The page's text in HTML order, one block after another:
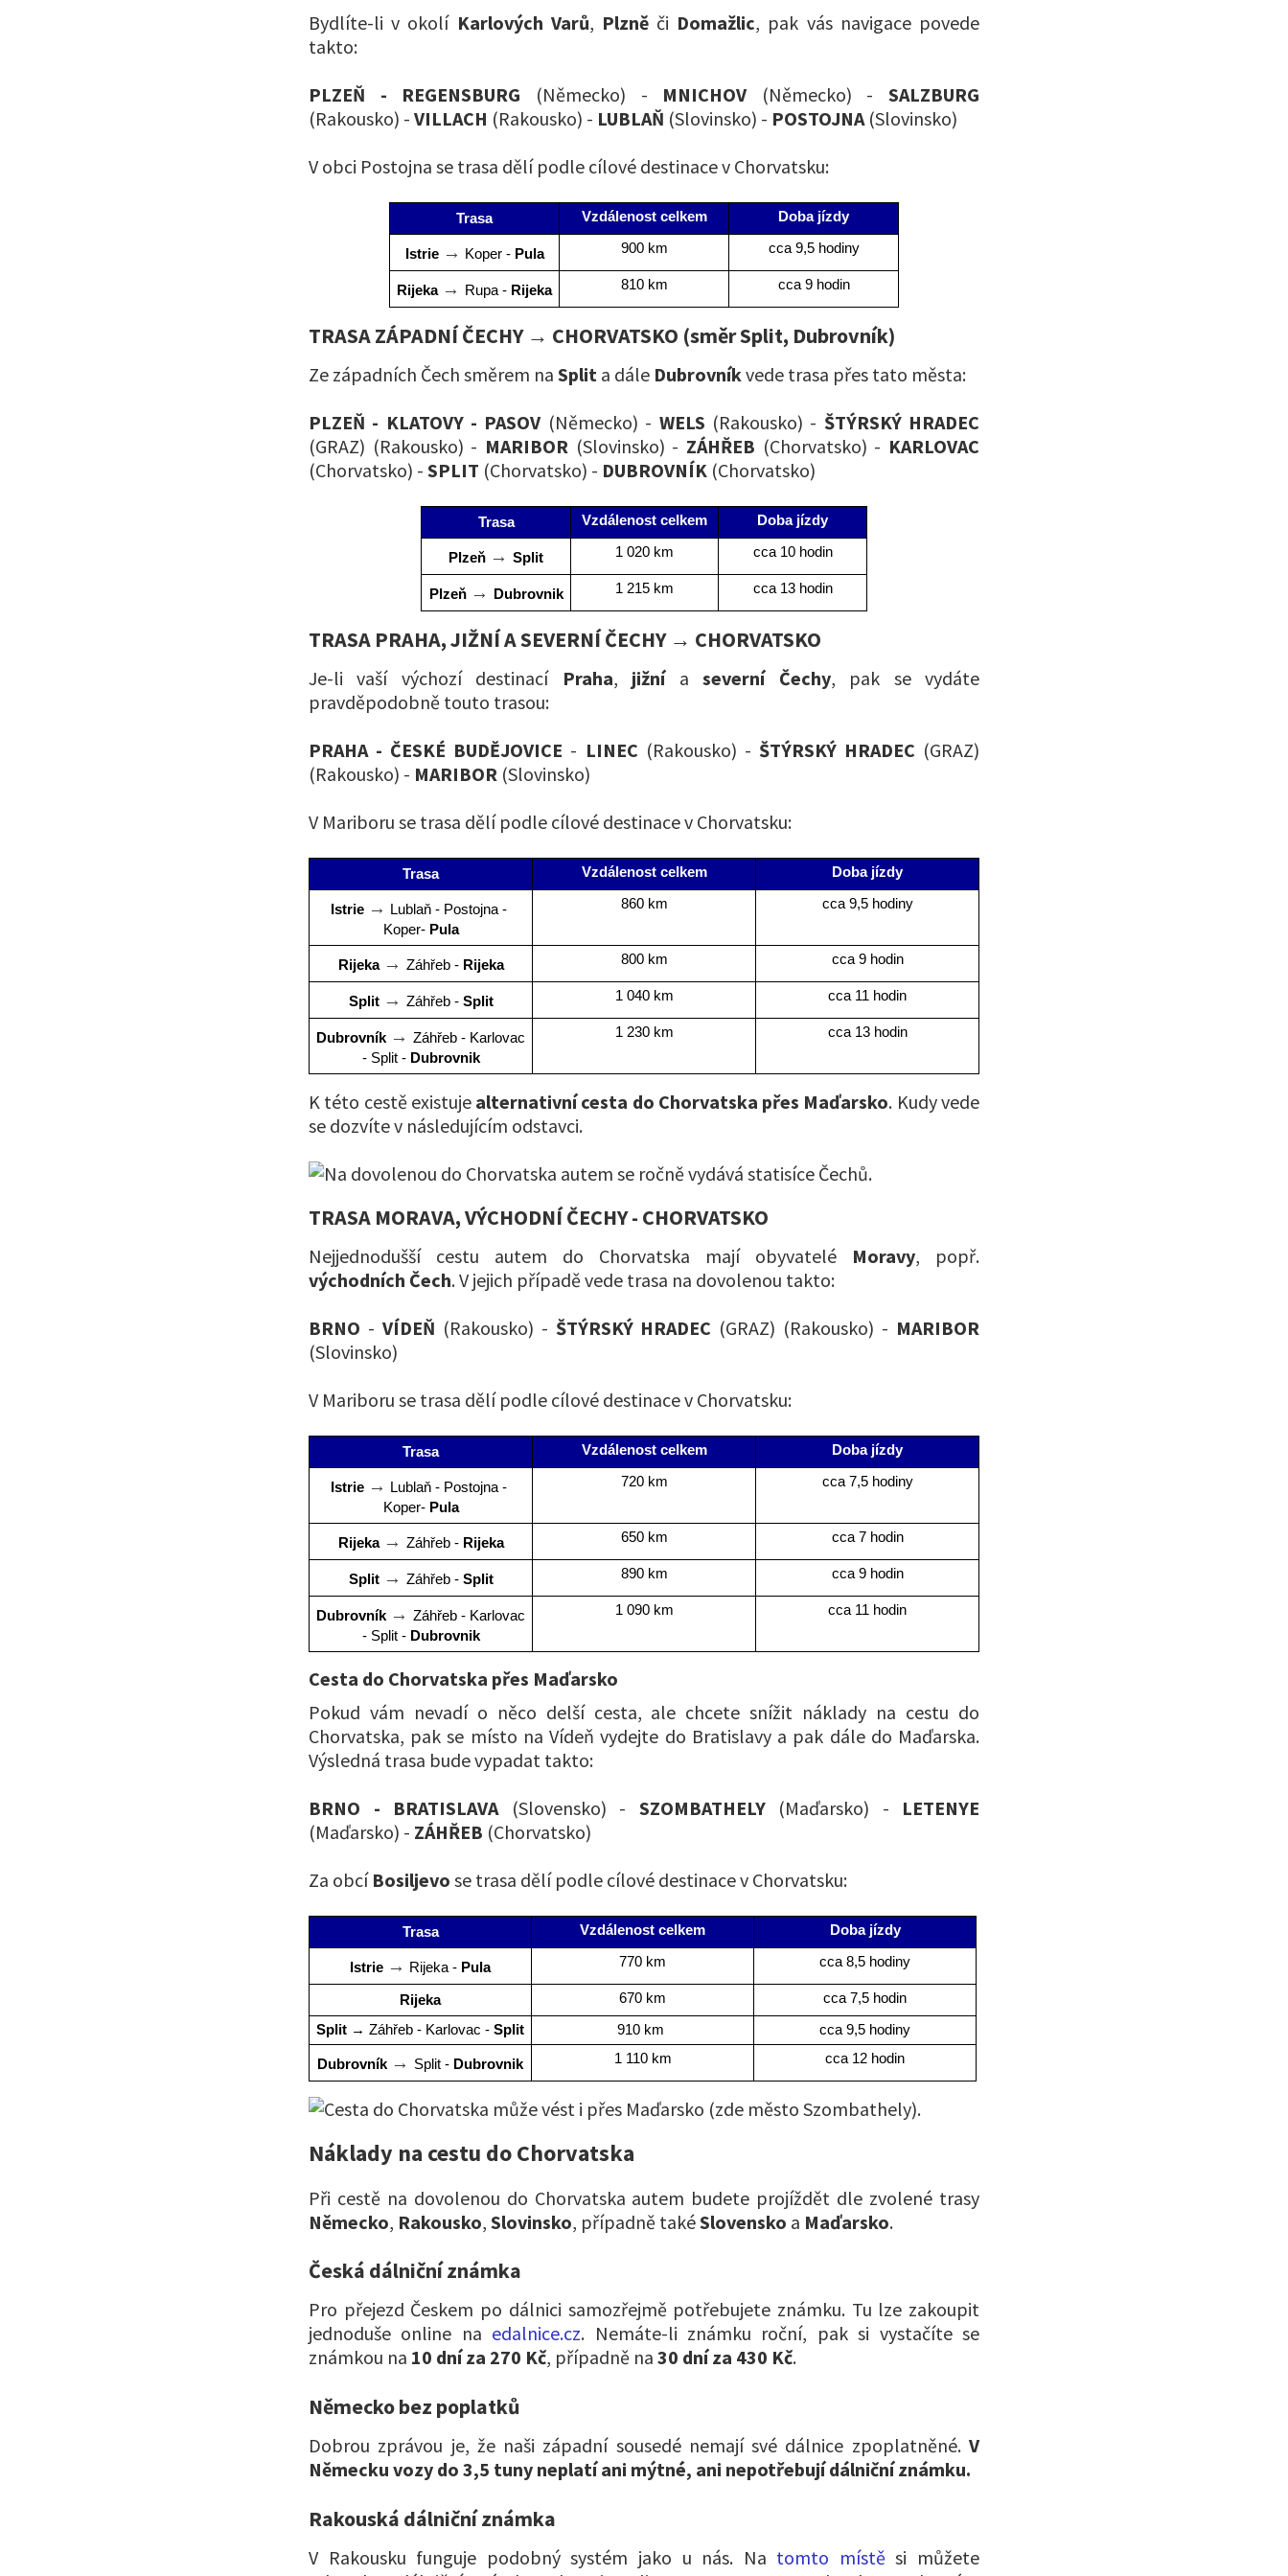
Bydlíte-li v okolí Karlových Varů, Plzně či Domažlic, pak vás navigace povede
takto:
PLZEŇ - REGENSBURG (Německo) - MNICHOV (Německo) - SALZBURG
(Rakousko) - VILLACH (Rakousko) - LUBLAŇ (Slovinsko) - POSTOJNA (Slovinsko)
V obci Postojna se trasa dělí podle cílové destinace v Chorvatsku:
Trasa Vzdálenost celkem Doba jízdy
Istrie → Koper - Pula 900 km cca 9,5 hodiny
Rijeka → Rupa - Rijeka 810 km cca 9 hodin
TRASA ZÁPADNÍ ČECHY → CHORVATSKO (směr Split, Dubrovník)
Ze západních Čech směrem na Split a dále Dubrovníkvede trasa přes tato města:
PLZEŇ - KLATOVY - PASOV(Německo) - WELS (Rakousko) - ŠTÝRSKÝ HRADEC
(GRAZ) (Rakousko) - MARIBOR (Slovinsko) - ZÁHŘEB (Chorvatsko) - KARLOVAC
(Chorvatsko) - SPLIT (Chorvatsko) - DUBROVNÍK (Chorvatsko)
Trasa Vzdálenost celkem Doba jízdy
Plzeň → Split 1 020 km cca 10 hodin
Plzeň → Dubrovnik 1 215 km cca 13 hodin
TRASA PRAHA, JIŽNÍ A SEVERNÍ ČECHY → CHORVATSKO
Je-li vaší výchozí destinací Praha, jižní aseverní Čechy, pak se vydáte
pravděpodobně touto trasou:
PRAHA - ČESKÉ BUDĚJOVICE - LINEC (Rakousko) - ŠTÝRSKÝ HRADEC (GRAZ)
(Rakousko) - MARIBOR (Slovinsko)
V Mariboru se trasa dělí podle cílové destinace v Chorvatsku:
Trasa Vzdálenost celkem Doba jízdy
Istrie →
Lublaň - Postojna -
Koper- Pula
860 km cca 9,5 hodiny
Rijeka → Záhřeb - Rijeka 800 km cca 9 hodin
Split → Záhřeb - Split 1 040 km cca 11 hodin
Dubrovník → Záhřeb - Karlovac
- Split - Dubrovnik
1 230 km cca 13 hodin
K této cestě existuje alternativní cesta do Chorvatska přes Maďarsko. Kudy vede
se dozvíte v následujícím odstavci.
TRASA MORAVA, VÝCHODNÍ ČECHY - CHORVATSKO
Nejjednodušší cestu autem do Chorvatska mají obyvatelé Moravy, popř.
východních Čech. V jejich případě vede trasa na dovolenou takto:
BRNO - VÍDEŇ (Rakousko) - ŠTÝRSKÝ HRADEC (GRAZ) (Rakousko) - MARIBOR
(Slovinsko)
V Mariboru se trasa dělí podle cílové destinace v Chorvatsku:
Trasa Vzdálenost celkem Doba jízdy
Istrie →
Lublaň - Postojna -
Koper- Pula
720 km cca 7,5 hodiny
Rijeka → Záhřeb - Rijeka 650 km cca 7 hodin
Split → Záhřeb - Split 890 km cca 9 hodin
Dubrovník → Záhřeb - Karlovac
- Split - Dubrovnik
1 090 km cca 11 hodin
Cesta do Chorvatska přes Maďarsko
Pokud vám nevadí o něco delší cesta, ale chcete snížit náklady na cestu do
Chorvatska, pak se místo na Vídeň vydejte do Bratislavy a pak dále do Maďarska.
Výsledná trasa bude vypadat takto:
BRNO - BRATISLAVA(Slovensko) - SZOMBATHELY (Maďarsko) - LETENYE
(Maďarsko) - ZÁHŘEB (Chorvatsko)
Za obcí Bosiljevo se trasa dělí podle cílové destinace v Chorvatsku:
Trasa Vzdálenost celkem Doba jízdy
Istrie → Rijeka - Pula 770 km cca 8,5 hodiny
Rijeka 670 km cca 7,5 hodin
Split → Záhřeb - Karlovac - Split 910 km cca 9,5 hodiny
Dubrovník → Split - Dubrovnik 1 110 km cca 12 hodin
Náklady na cestu do Chorvatska
Při cestě na dovolenou do Chorvatska autem budete projíždět dle zvolené trasy
Německo, Rakousko, Slovinsko, případně takéSlovensko a Maďarsko.
Česká dálniční známka
Pro přejezd Českem po dálnici samozřejmě potřebujete známku. Tu lze zakoupit
jednoduše online na edalnice.cz. Nemáte-li známku roční, pak si vystačíte se
známkou na 10 dní za 270 Kč, případně na 30 dní za 430 Kč.
Německo bez poplatků
Dobrou zprávou je, že naši západní sousedé nemají své dálnice zpoplatněné. V
Německu vozy do 3,5 tuny neplatí ani mýtné, ani nepotřebují dálniční známku.
Rakouská dálniční známka
V Rakousku funguje podobný systém jako u nás. Na tomto místěsi můžete